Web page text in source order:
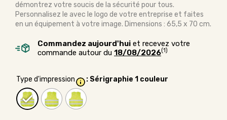
démontrez votre soucis de la sécurité pour tous.
Personnalisez le avec le logo de votre entreprise et faites
en un équipement à votre image. Dimensions : 65,5 x 70 cm.
Commandez aujourd'hui et recevez votre
commande autour du 18/08/2026(1)
Type d'impression : Sérigraphie 1 couleur